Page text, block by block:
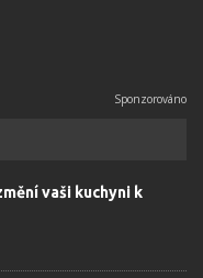
vaši kuchyni k